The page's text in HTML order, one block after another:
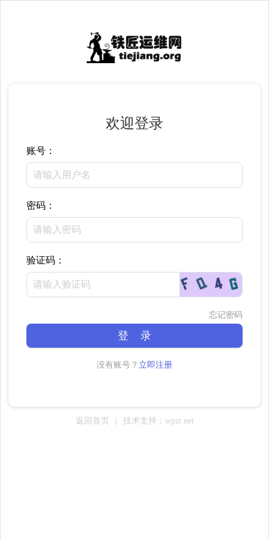
欢迎登录
账号：
密码：
验证码：
忘记密码
登 录
没有账号？ 立即注册
返回首页 技术支持：wpzt.net